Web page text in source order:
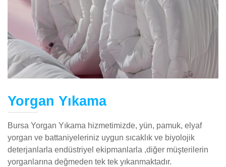
Yorgan Yıkama
Bursa Yorgan Yıkama hizmetimizde, yün, pamuk, elyaf
yorgan ve battaniyeleriniz uygun sıcaklık ve biyolojik
deterjanlarla endüstriyel ekipmanlarla ,diğer müşterilerin
yorganlarına değmeden tek tek yıkanmaktadır.